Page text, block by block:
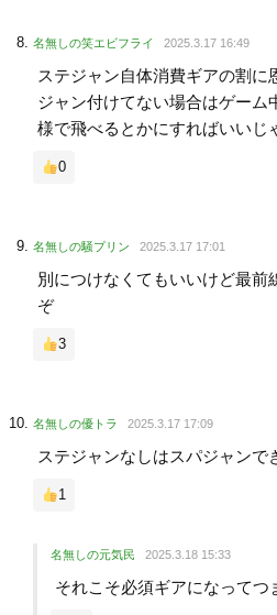
名無しの笑エビフライ 2025.3.17 16:49
ステジャン自体消費ギアの割に
ジャン付けてない場合はゲーム
様で飛べるとかにすればいいじ
0
名無しの騒プリン 2025.3.17 17:01
別につけなくてもいいけど最前
ぞ
3
名無しの優トラ 2025.3.17 17:09
ステジャンなしはスパジャンで
1
名無しの元気民 2025.3.18 15:33
それこそ必須ギアになってつ